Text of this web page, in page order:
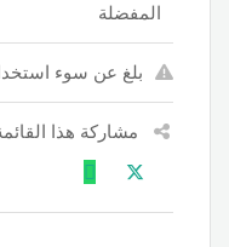
المفضلة
بلغ عن سوء
مشاركة هذا